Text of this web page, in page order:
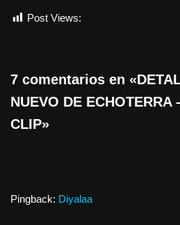
Post Views:
7 comentarios en
NUEVO DE ECHOTERRA
CLIP»
Pingback: Diyalaa